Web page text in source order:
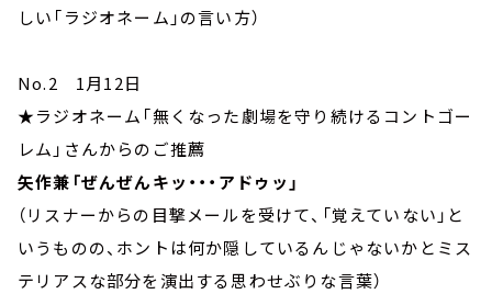
しい「ラジオネーム」の言い方）
No.2 1月12日
★ラジオネーム「無くなった劇場を守り続けるコントゴー
レム」さんからのご推薦
矢作兼「ぜんぜんキッ・・・アドゥッ」
（リスナーからの目撃メールを受けて、「覚えていない」と
いうものの、ホントは何か隠しているんじゃないかとミス
テリアスな部分を演出する思わせぶりな言葉）